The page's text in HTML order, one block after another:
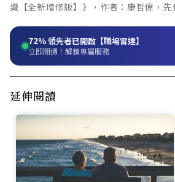
識【全新增修版】》，作者：康哲偉，先
72%領先者已開啟【職場雷達】
立即開通！解鎖專屬服務
延伸閱讀